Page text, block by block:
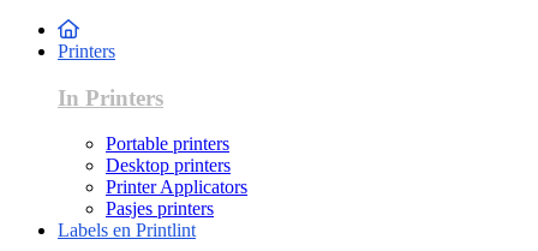
Printers
In Printers
Portable printers
Desktop printers
Printer Applicators
Pasjes printers
Labels en Printlint